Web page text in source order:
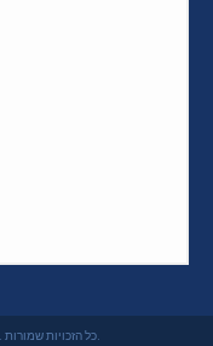
© 2026, Juslaws & Consult Co., Ltd. כל הזכויות שמורות.